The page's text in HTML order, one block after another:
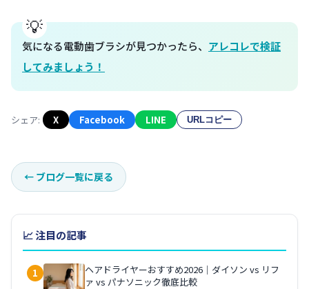
気になる電動歯ブラシが見つかったら、 アレコレで検証
してみましょう！
シェア: X Facebook LINE URLコピー
← ブログ一覧に戻る
📈 注目の記事
1
ヘアドライヤーおすすめ2026｜ダイソン vs リフ
ァ vs パナソニック徹底比較